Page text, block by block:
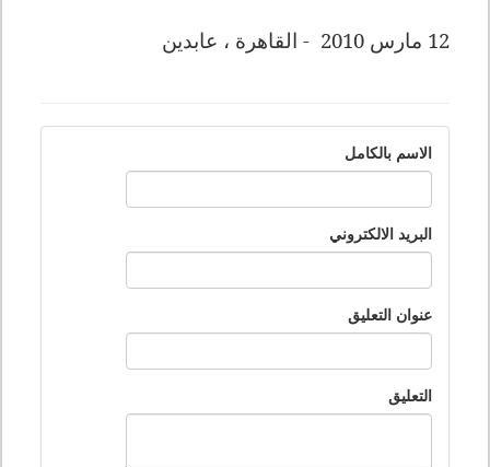
12 مارس 2010 - القاهرة ، عابدين
الاسم بالكامل
البريد الالكتروني
عنوان التعليق
التعليق